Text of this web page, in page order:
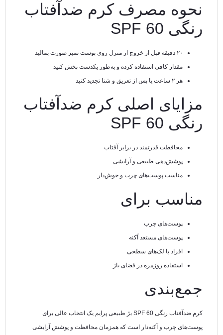
نحوه مصرف کرم ضدآفتاب
رنگی SPF 60
۲۰ دقیقه قبل از خروج از منزل روی پوست تمیز صورت بمالید
مقدار کافی استفاده کرده و به‌طور یکدست پخش کنید
هر ۲ ساعت یا پس از تعریق و شنا تجدید کنید
مزایای اصلی کرم ضدآفتاب
رنگی SPF 60
محافظت قدرتمند در برابر آفتاب
پوشش‌دهی طبیعی و آرایشی
مناسب پوست‌های چرب و جوش‌دار
مناسب برای
پوست‌های چرب
پوست‌های مستعد آکنه
افراد با لک‌های سطحی
استفاده روزمره در فضای باز
جمع‌بندی
کرم ضدآفتاب رنگی SPF 60 بژ طبیعی پرایم یک انتخاب عالی برای
پوست‌های چرب و آکنه‌دار است که همزمان محافظت و پوشش آرایشی